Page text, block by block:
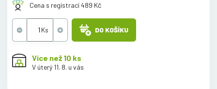
Cena s registrací 489 Kč
DO KOŠÍKU
Více než 10 ks
V úterý 11. 8. u vás